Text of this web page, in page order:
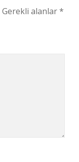
Gerekli alanlar*